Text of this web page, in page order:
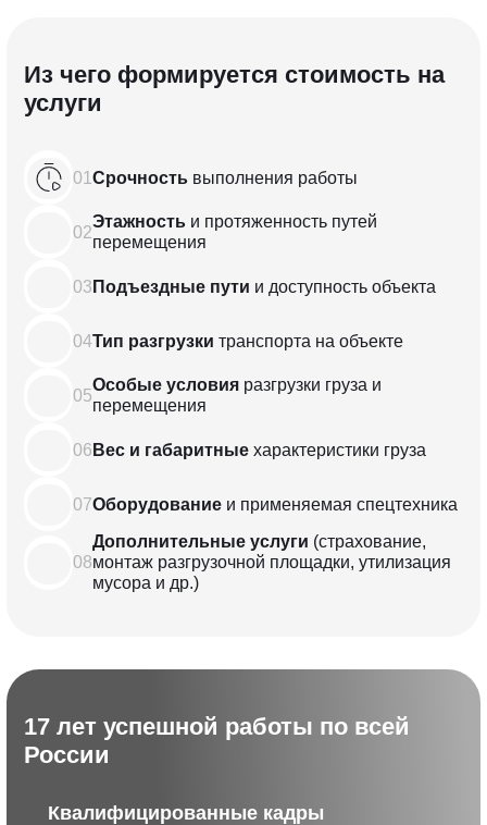
Из чего формируется стоимость на
услуги
01 Срочность выполнения работы
02
Этажность и протяженность путей
перемещения
03 Подъездные пути и доступность объекта
04Тип разгрузки транспорта на объекте
05
Особые условия разгрузки груза и
перемещения
06 Вес и габаритные характеристики груза
07Оборудование и применяемая спецтехника
08
Дополнительные услуги (страхование,
монтаж разгрузочной площадки, утилизация
мусора и др.)
17 лет успешной работы по всей
России
Квалифицированные кадры